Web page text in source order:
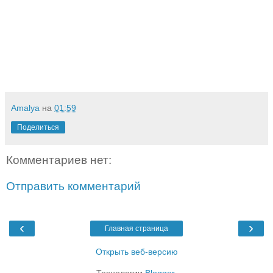
Amalya на 01:59
Поделиться
Комментариев нет:
Отправить комментарий
‹ ›
Главная страница
Открыть веб-версию